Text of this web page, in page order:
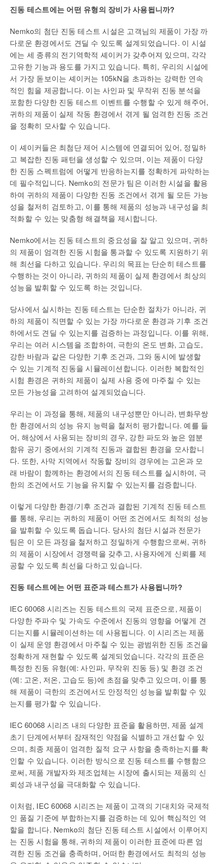
진동 테스트에는 어떤 유형의 장비가 사용됩니까?
Nemko의 첨단 진동 테스트 시설은 고객님의 제품이 가장 까
다로운 환경에서도 견딜 수 있도록 설계되었습니다. 이 시설
에는 세 종류의 전기역학적 셰이커가 갖추어져 있으며, 각각
고유한 기능과 용도를 가지고 있습니다. 특히, 우리의 시설에
서 가장 돋보이는 셰이커는 105kN을 초과하는 강력한 연속
적인 힘을 제공합니다. 이는 사인파 및 무작위 진동 분석을
포함한 다양한 진동 테스트 이벤트를 수행할 수 있게 해주어,
귀하의 제품이 실제 작동 환경에서 겪게 될 엄격한 진동 조건
을 정확히 모사할 수 있습니다.
이 셰이커들은 최첨단 제어 시스템에 연결되어 있어, 정밀하
고 복잡한 진동 패턴을 생성할 수 있으며, 이는 제품이 다양
한 진동 스펙트럼에 어떻게 반응하는지를 정확하게 파악하는
데 필수적입니다. Nemko의 전문가 팀은 이러한 시설을 활용
하여 귀하의 제품이 다양한 진동 조건에서 겪게 될 모든 가능
성을 철저히 검토하고, 이를 통해 제품의 성능과 내구성을 최
적화할 수 있는 맞춤형 해결책을 제시합니다.
Nemko에서는 진동 테스트의 중요성을 잘 알고 있으며, 귀하
의 제품이 엄격한 진동 시험을 통과할 수 있도록 지원하기 위
해 최선을 다하고 있습니다. 우리의 목표는 단순히 테스트를
수행하는 것이 아니라, 귀하의 제품이 실제 환경에서 최상의
성능을 발휘할 수 있도록 하는 것입니다.
당사에서 실시하는 진동 테스트는 단순한 절차가 아니라, 귀
하의 제품이 직면할 수 있는 가장 까다로운 환경과 기후 조건
하에서도 견딜 수 있는지를 검증하는 과정입니다. 이를 위해,
우리는 여러 시스템을 조합하여, 극한의 온도 변화, 고습도,
강한 바람과 같은 다양한 기후 조건과, 그와 동시에 발생할
수 있는 기계적 진동을 시뮬레이션합니다. 이러한 복합적인
시험 환경은 귀하의 제품이 실제 사용 중에 마주칠 수 있는
모든 가능성을 고려하여 설계되었습니다.
우리는 이 과정을 통해, 제품의 내구성뿐만 아니라, 변화무쌍
한 환경에서의 성능 유지 능력을 철저히 평가합니다. 예를 들
어, 해상에서 사용되는 장비의 경우, 강한 파도와 높은 염분
함유 공기 중에서의 기계적 진동과 결합된 환경을 모사합니
다. 또한, 사막 지역에서 작동할 장비의 경우에는 고온과 모
래 바람이 함께하는 환경에서의 진동 테스트를 실시하여, 극
한의 조건에서도 기능을 유지할 수 있는지를 검증합니다.
이렇게 다양한 환경/기후 조건과 결합된 기계적 진동 테스트
를 통해, 우리는 귀하의 제품이 어떤 조건에서도 최적의 성능
을 발휘할 수 있도록 돕습니다. 당사의 첨단 시설과 전문가
팀은 이 모든 과정을 철저하고 정밀하게 수행함으로써, 귀하
의 제품이 시장에서 경쟁력을 갖추고, 사용자에게 신뢰를 제
공할 수 있도록 최선을 다하고 있습니다.
진동 테스트에는 어떤 표준과 테스트가 사용됩니까?
IEC 60068 시리즈는 진동 테스트의 국제 표준으로, 제품이
다양한 주파수 및 가속도 수준에서 진동의 영향을 어떻게 견
디는지를 시뮬레이션하는 데 사용됩니다. 이 시리즈는 제품
이 실제 운영 환경에서 마주칠 수 있는 광범위한 진동 조건을
정확하게 재현할 수 있도록 설계되었습니다. 각각의 표준은
특정한 진동 유형(예: 사인파, 무작위 진동 등) 및 환경 조건
(예: 고온, 저온, 고습도 등)에 초점을 맞추고 있으며, 이를 통
해 제품이 극한의 조건에서도 안정적인 성능을 발휘할 수 있
는지를 평가할 수 있습니다.
IEC 60068 시리즈 내의 다양한 표준을 활용하면, 제품 설계
초기 단계에서부터 잠재적인 약점을 식별하고 개선할 수 있
으며, 최종 제품이 엄격한 질적 요구 사항을 충족하는지를 확
인할 수 있습니다. 이러한 방식으로 진동 테스트를 수행함으
로써, 제품 개발자와 제조업체는 시장에 출시되는 제품의 신
뢰성과 내구성을 극대화할 수 있습니다.
이처럼, IEC 60068 시리즈는 제품이 고객의 기대치와 국제적
인 품질 기준에 부합하는지를 검증하는 데 있어 핵심적인 역
할을 합니다. Nemko의 첨단 진동 테스트 시설에서 이루어지
는 진동 시험을 통해, 귀하의 제품이 이러한 표준에 따른 엄
격한 진동 조건을 충족하며, 어떠한 환경에서도 최적의 성능